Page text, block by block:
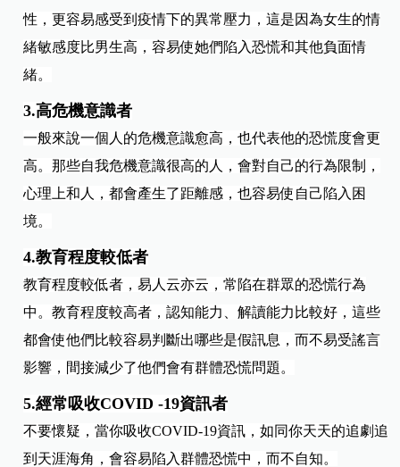
性，更容易感受到疫情下的異常壓力，這是因為女生的情
緒敏感度比男生高，容易使她們陷入恐慌和其他負面情
緒。
3.高危機意識者
一般來說一個人的危機意識愈高，也代表他的恐慌度會更
高。那些自我危機意識很高的人，會對自己的行為限制，
心理上和人，都會產生了距離感，也容易使自己陷入困
境。
4.教育程度較低者
教育程度較低者，易人云亦云，常陷在群眾的恐慌行為
中。教育程度較高者，認知能力、解讀能力比較好，這些
都會使他們比較容易判斷出哪些是假訊息，而不易受謠言
影響，間接減少了他們會有群體恐慌問題。
5.經常吸收COVID -19資訊者
不要懷疑，當你吸收COVID-19資訊，如同你天天的追劇追
到天涯海角，會容易陷入群體恐慌中，而不自知。